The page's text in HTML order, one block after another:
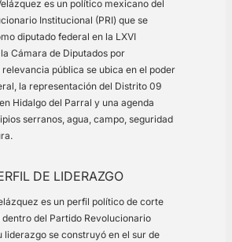
es un político mexicano del
Institucional (PRI) que se
diputado federal en la LXVI
Cámara de Diputados por
relevancia pública se ubica en el poder
la representación del Distrito 09
Hidalgo del Parral y una agenda
serranos, agua, campo, seguridad
DE LIDERAZGO
es un perfil político de corte
del Partido Revolucionario
liderazgo se construyó en el sur de